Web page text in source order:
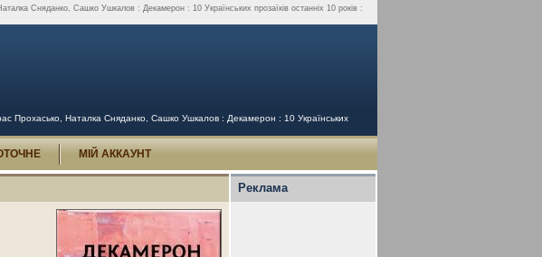
Сняданко, Сашко Ушкалов : Декамерон : 10 Українських прозаїкiв останнiх 10 років :
Прохасько, Наталка Сняданко, Сашко Ушкалов : Декамерон : 10 Українських
МІЙ АККАУНТ
Реклама